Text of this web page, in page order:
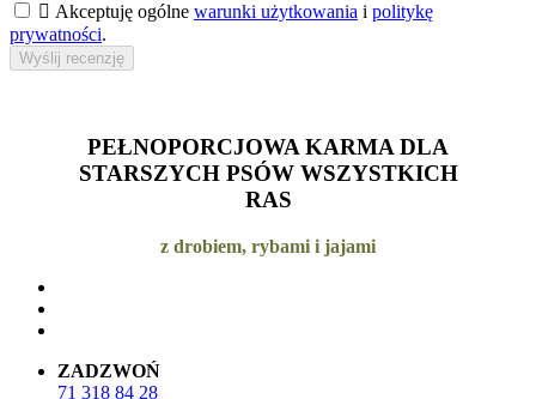
 Akceptuję ogólne warunki użytkowania i politykę
prywatności.
Wyślij recenzję
PEŁNOPORCJOWA KARMA DLA
STARSZYCH PSÓW WSZYSTKICH
RAS
z drobiem, rybami i jajami
ZADZWOŃ
71 318 84 28